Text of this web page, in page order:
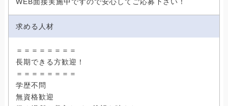
求める人材
＝＝＝＝＝＝＝＝
長期できる方歓迎！
＝＝＝＝＝＝＝＝
学歴不問
無資格歓迎